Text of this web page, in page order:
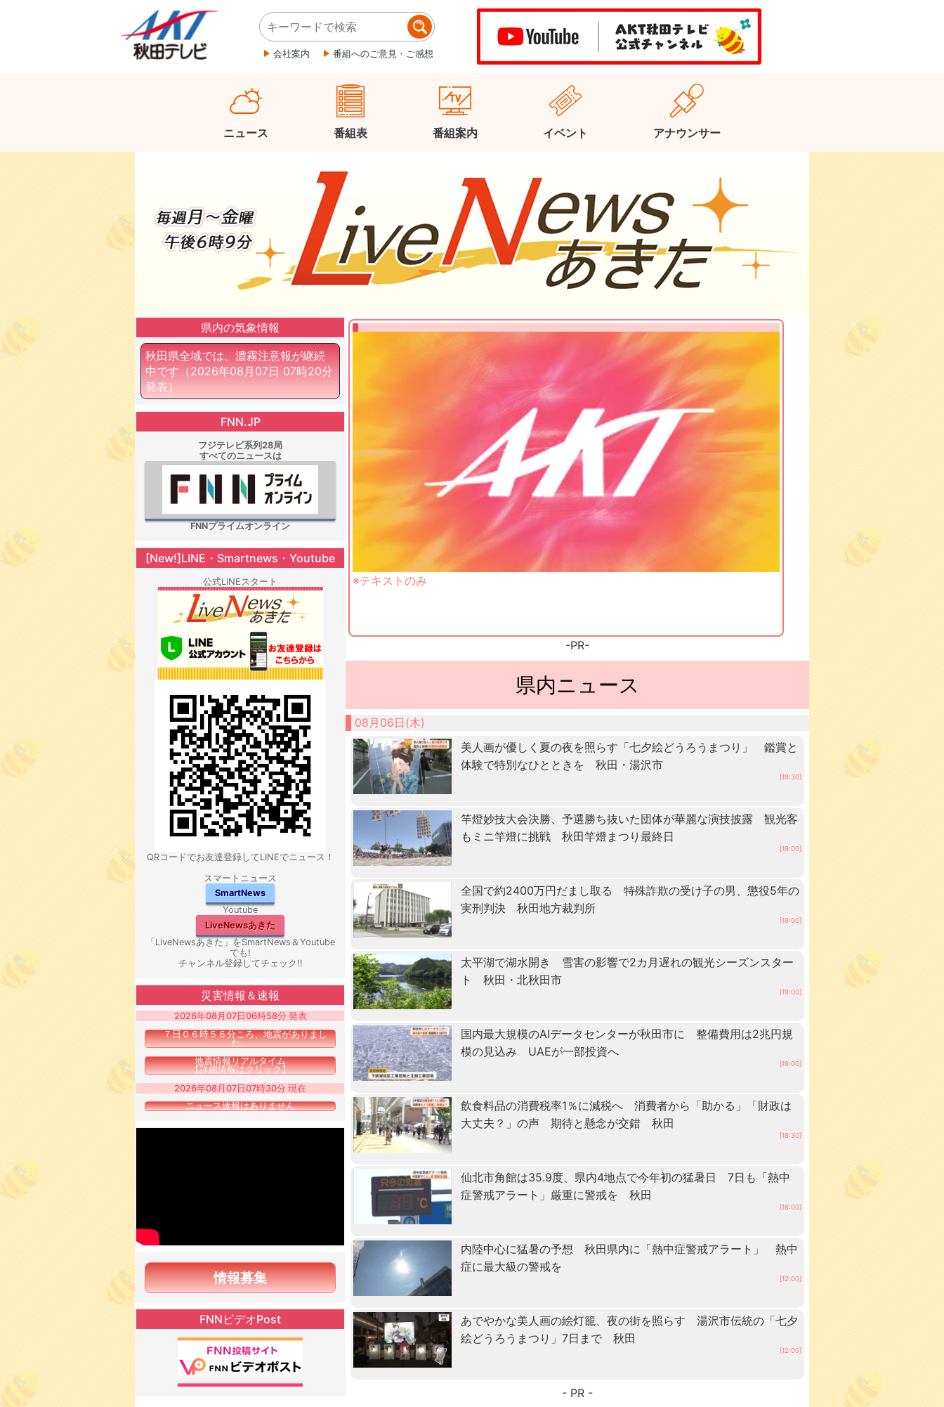
会社案内 番組へのご意見・ご感想
ニュース 番組表 番組案内 イベント アナウンサー
※テキストのみ
-PR-
県内ニュース
08月06日(木)
美人画が優しく夏の夜を照らす「七夕絵どうろうまつり」 鑑賞と
体験で特別なひとときを 秋田・湯沢市
[19:30]
竿燈妙技大会決勝、予選勝ち抜いた団体が華麗な演技披露 観光客
もミニ竿燈に挑戦 秋田竿燈まつり最終日
[19:00]
全国で約2400万円だまし取る 特殊詐欺の受け子の男、懲役5年の
実刑判決 秋田地方裁判所
[19:00]
太平湖で湖水開き 雪害の影響で2カ月遅れの観光シーズンスター
ト 秋田・北秋田市
[19:00]
国内最大規模のAIデータセンターが秋田市に 整備費用は2兆円規
模の見込み UAEが一部投資へ
[19:00]
飲食料品の消費税率1％に減税へ 消費者から「助かる」「財政は
大丈夫？」の声 期待と懸念が交錯 秋田
[18:30]
仙北市角館は35.9度、県内4地点で今年初の猛暑日 7日も「熱中
症警戒アラート」厳重に警戒を 秋田
[18:00]
内陸中心に猛暑の予想 秋田県内に「熱中症警戒アラート」 熱中
症に最大級の警戒を
[12:00]
あでやかな美人画の絵灯籠、夜の街を照らす 湯沢市伝統の「七夕
絵どうろうまつり」7日まで 秋田
[12:00]
- PR -
県内の気象情報
秋田県全域では、濃霧注意報が継続
中です （2026年08月07日 07時20分
発表）
FNN.JP
フジテレビ系列28局
すべてのニュースは
FNNプライムオンライン
[New!]LINE・Smartnews・Youtube
公式LINEスタート
QRコードでお友達登録してLINEでニュース！
スマートニュース
SmartNews
Youtube
LiveNewsあきた
「LiveNewsあきた」をSmartNews＆Youtube
でも!
チャンネル登録してチェック!!
災害情報＆速報
2026年08月07日06時58分 発表
７日０６時５６分ころ、地震がありまし
た。
地震情報リアルタイム
【詳細情報はクリック】
2026年08月07日07時30分 現在
ニュース速報はありません
情報募集
FNNビデオPost